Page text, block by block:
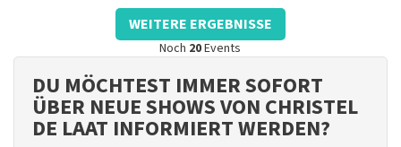
WEITERE ERGEBNISSE
Noch 20Events
DU MÖCHTEST IMMER SOFORT
ÜBER NEUE SHOWS VON CHRISTEL
DE LAAT INFORMIERT WERDEN?